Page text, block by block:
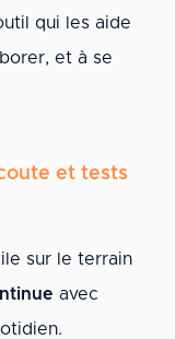
qui les aide
et à se
et tests
sur le terrain
avec